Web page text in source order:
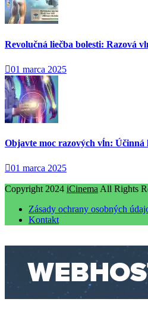
Revolučná liečba bolesti: Razová
01 marca 2025
Objavte moc razových vĺn: Účinná
01 marca 2025
Copyright 2024 iCinemaAll Rights
Zásady ochrany osobných
Kontakt